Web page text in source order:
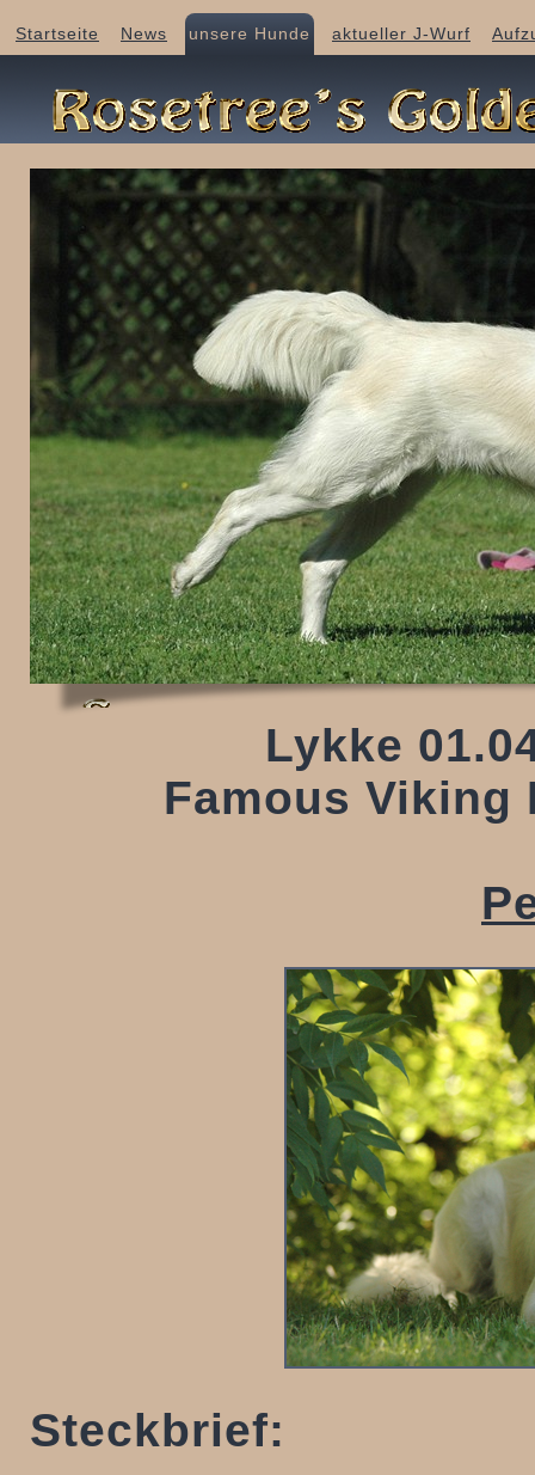
Startseite News unsere Hunde aktueller J-Wurf
Lykke
Famous Viking
Steckbrief: